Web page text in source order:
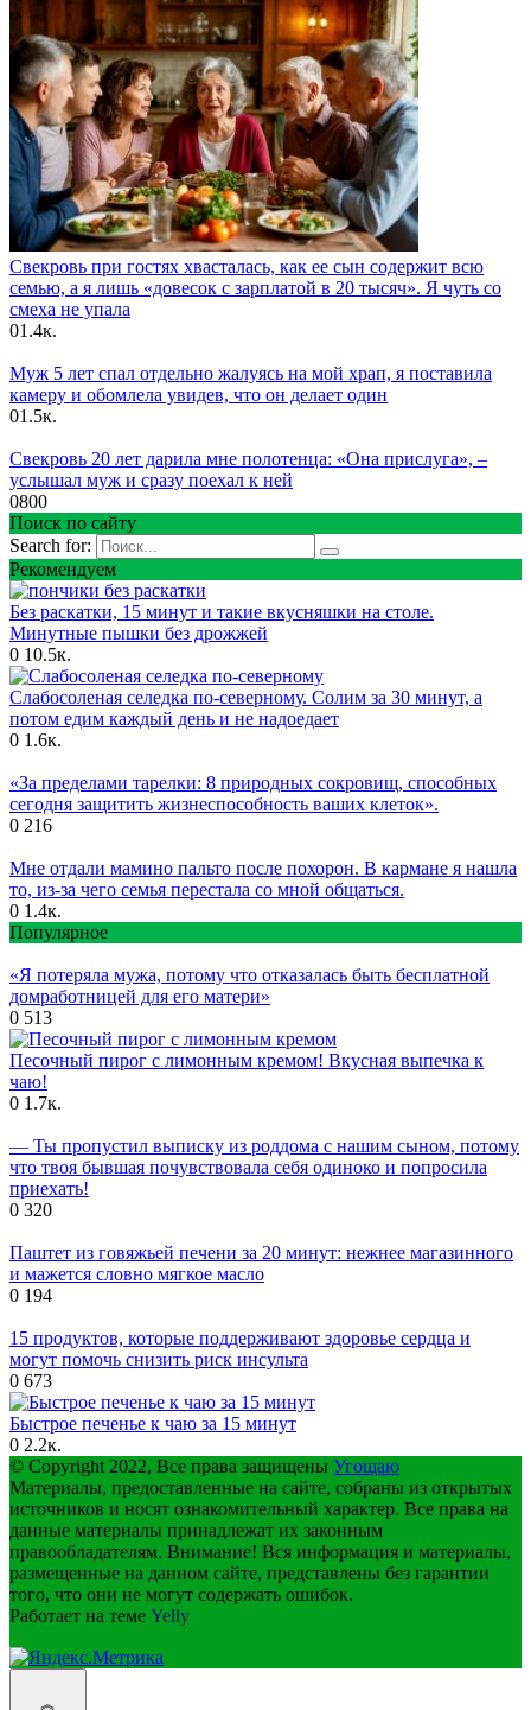
Свекровь при гостях хвасталась, как ее сын содержит всю
семью, а я лишь «довесок с зарплатой в 20 тысяч». Я чуть со
смеха не упала
01.4к.
Муж 5 лет спал отдельно жалуясь на мой храп, я поставила
камеру и обомлела увидев, что он делает один
01.5к.
Свекровь 20 лет дарила мне полотенца: «Она прислуга», –
услышал муж и сразу поехал к ней
0800
Поиск по сайту
Search for:
Рекомендуем
Без раскатки, 15 минут и такие вкусняшки на столе.
Минутные пышки без дрожжей
0 10.5к.
Слабосоленая селедка по-северному. Солим за 30 минут, а
потом едим каждый день и не надоедает
0 1.6к.
«За пределами тарелки: 8 природных сокровищ, способных
сегодня защитить жизнеспособность ваших клеток».
0 216
Мне отдали мамино пальто после похорон. В кармане я нашла
то, из-за чего семья перестала со мной общаться.
0 1.4к.
Популярное
«Я потеряла мужа, потому что отказалась быть бесплатной
домработницей для его матери»
0 513
Песочный пирог с лимонным кремом! Вкусная выпечка к
чаю!
0 1.7к.
— Ты пропустил выписку из роддома с нашим сыном, потому
что твоя бывшая почувствовала себя одиноко и попросила
приехать!
0 320
Паштет из говяжьей печени за 20 минут: нежнее магазинного
и мажется словно мягкое масло
0 194
15 продуктов, которые поддерживают здоровье сердца и
могут помочь снизить риск инсульта
0 673
Быстрое печенье к чаю за 15 минут
0 2.2к.
© Copyright 2022, Все права защищены Угощаю
Материалы, предоставленные на сайте, собраны из открытых
источников и носят ознакомительный характер. Все права на
данные материалы принадлежат их законным
правообладателям. Внимание! Вся информация и материалы,
размещенные на данном сайте, представлены без гарантии
того, что они не могут содержать ошибок.
Работает на теме Yelly